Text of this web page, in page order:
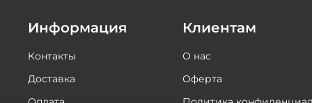
Информация
Контакты
Доставка
Клиентам
О нас
Оферта